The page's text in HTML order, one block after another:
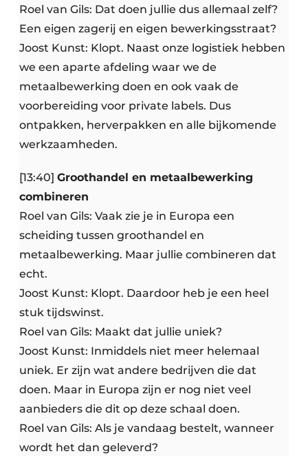
Roel van Gils: Dat doen jullie dus allemaal zelf?
Een eigen zagerij en eigen bewerkingsstraat?
Joost Kunst: Klopt. Naast onze logistiek hebben
we een aparte afdeling waar we de
metaalbewerking doen en ook vaak de
voorbereiding voor private labels. Dus
ontpakken, herverpakken en alle bijkomende
werkzaamheden.
[13:40] Groothandel en metaalbewerking
combineren
Roel van Gils: Vaak zie je in Europa een
scheiding tussen groothandel en
metaalbewerking. Maar jullie combineren dat
echt.
Joost Kunst: Klopt. Daardoor heb je een heel
stuk tijdswinst.
Roel van Gils: Maakt dat jullie uniek?
Joost Kunst: Inmiddels niet meer helemaal
uniek. Er zijn wat andere bedrijven die dat
doen. Maar in Europa zijn er nog niet veel
aanbieders die dit op deze schaal doen.
Roel van Gils: Als je vandaag bestelt, wanneer
wordt het dan geleverd?